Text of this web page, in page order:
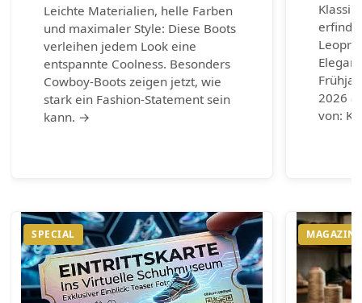
Leichte Materialien, helle Farben
und maximaler Style: Diese Boots
verleihen jedem Look eine
entspannte Coolness. Besonders
Cowboy-Boots zeigen jetzt, wie
stark ein Fashion-Statement sein
kann. →
2026
von:
SPECIAL MAGAZIN